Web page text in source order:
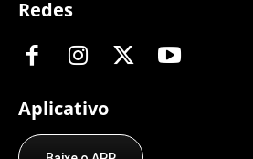
Redes
Aplicativo